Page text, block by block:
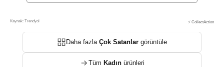
Kaynak: Trendyol ⚡ CollectAction
Daha fazla Çok Satanlargörüntüle
Tüm Kadınürünleri